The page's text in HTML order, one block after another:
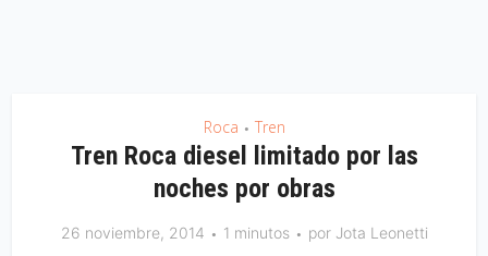
Roca • Tren
Tren Roca diesel limitado por las
noches por obras
26 noviembre, 2014 1 minutos por Jota Leonetti